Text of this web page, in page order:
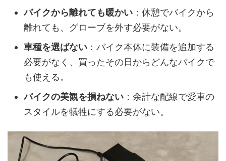
バイクから離れても暖かい ：休憩でバイクから
離れても、グローブを外す必要がない。
車種を選ばない ：バイク本体に装備を追加する
必要がなく、買ったその日からどんなバイクで
も使える。
バイクの美観を損ねない ：余計な配線で愛車の
スタイルを犠牲にする必要がない。